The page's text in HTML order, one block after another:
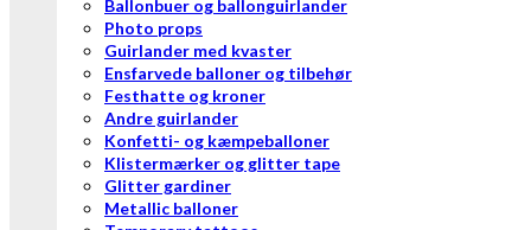
Ballonbuer og ballonguirlander
Photo props
Guirlander med kvaster
Ensfarvede balloner og tilbehør
Festhatte og kroner
Andre guirlander
Konfetti- og kæmpeballoner
Klistermærker og glitter tape
Glitter gardiner
Metallic balloner